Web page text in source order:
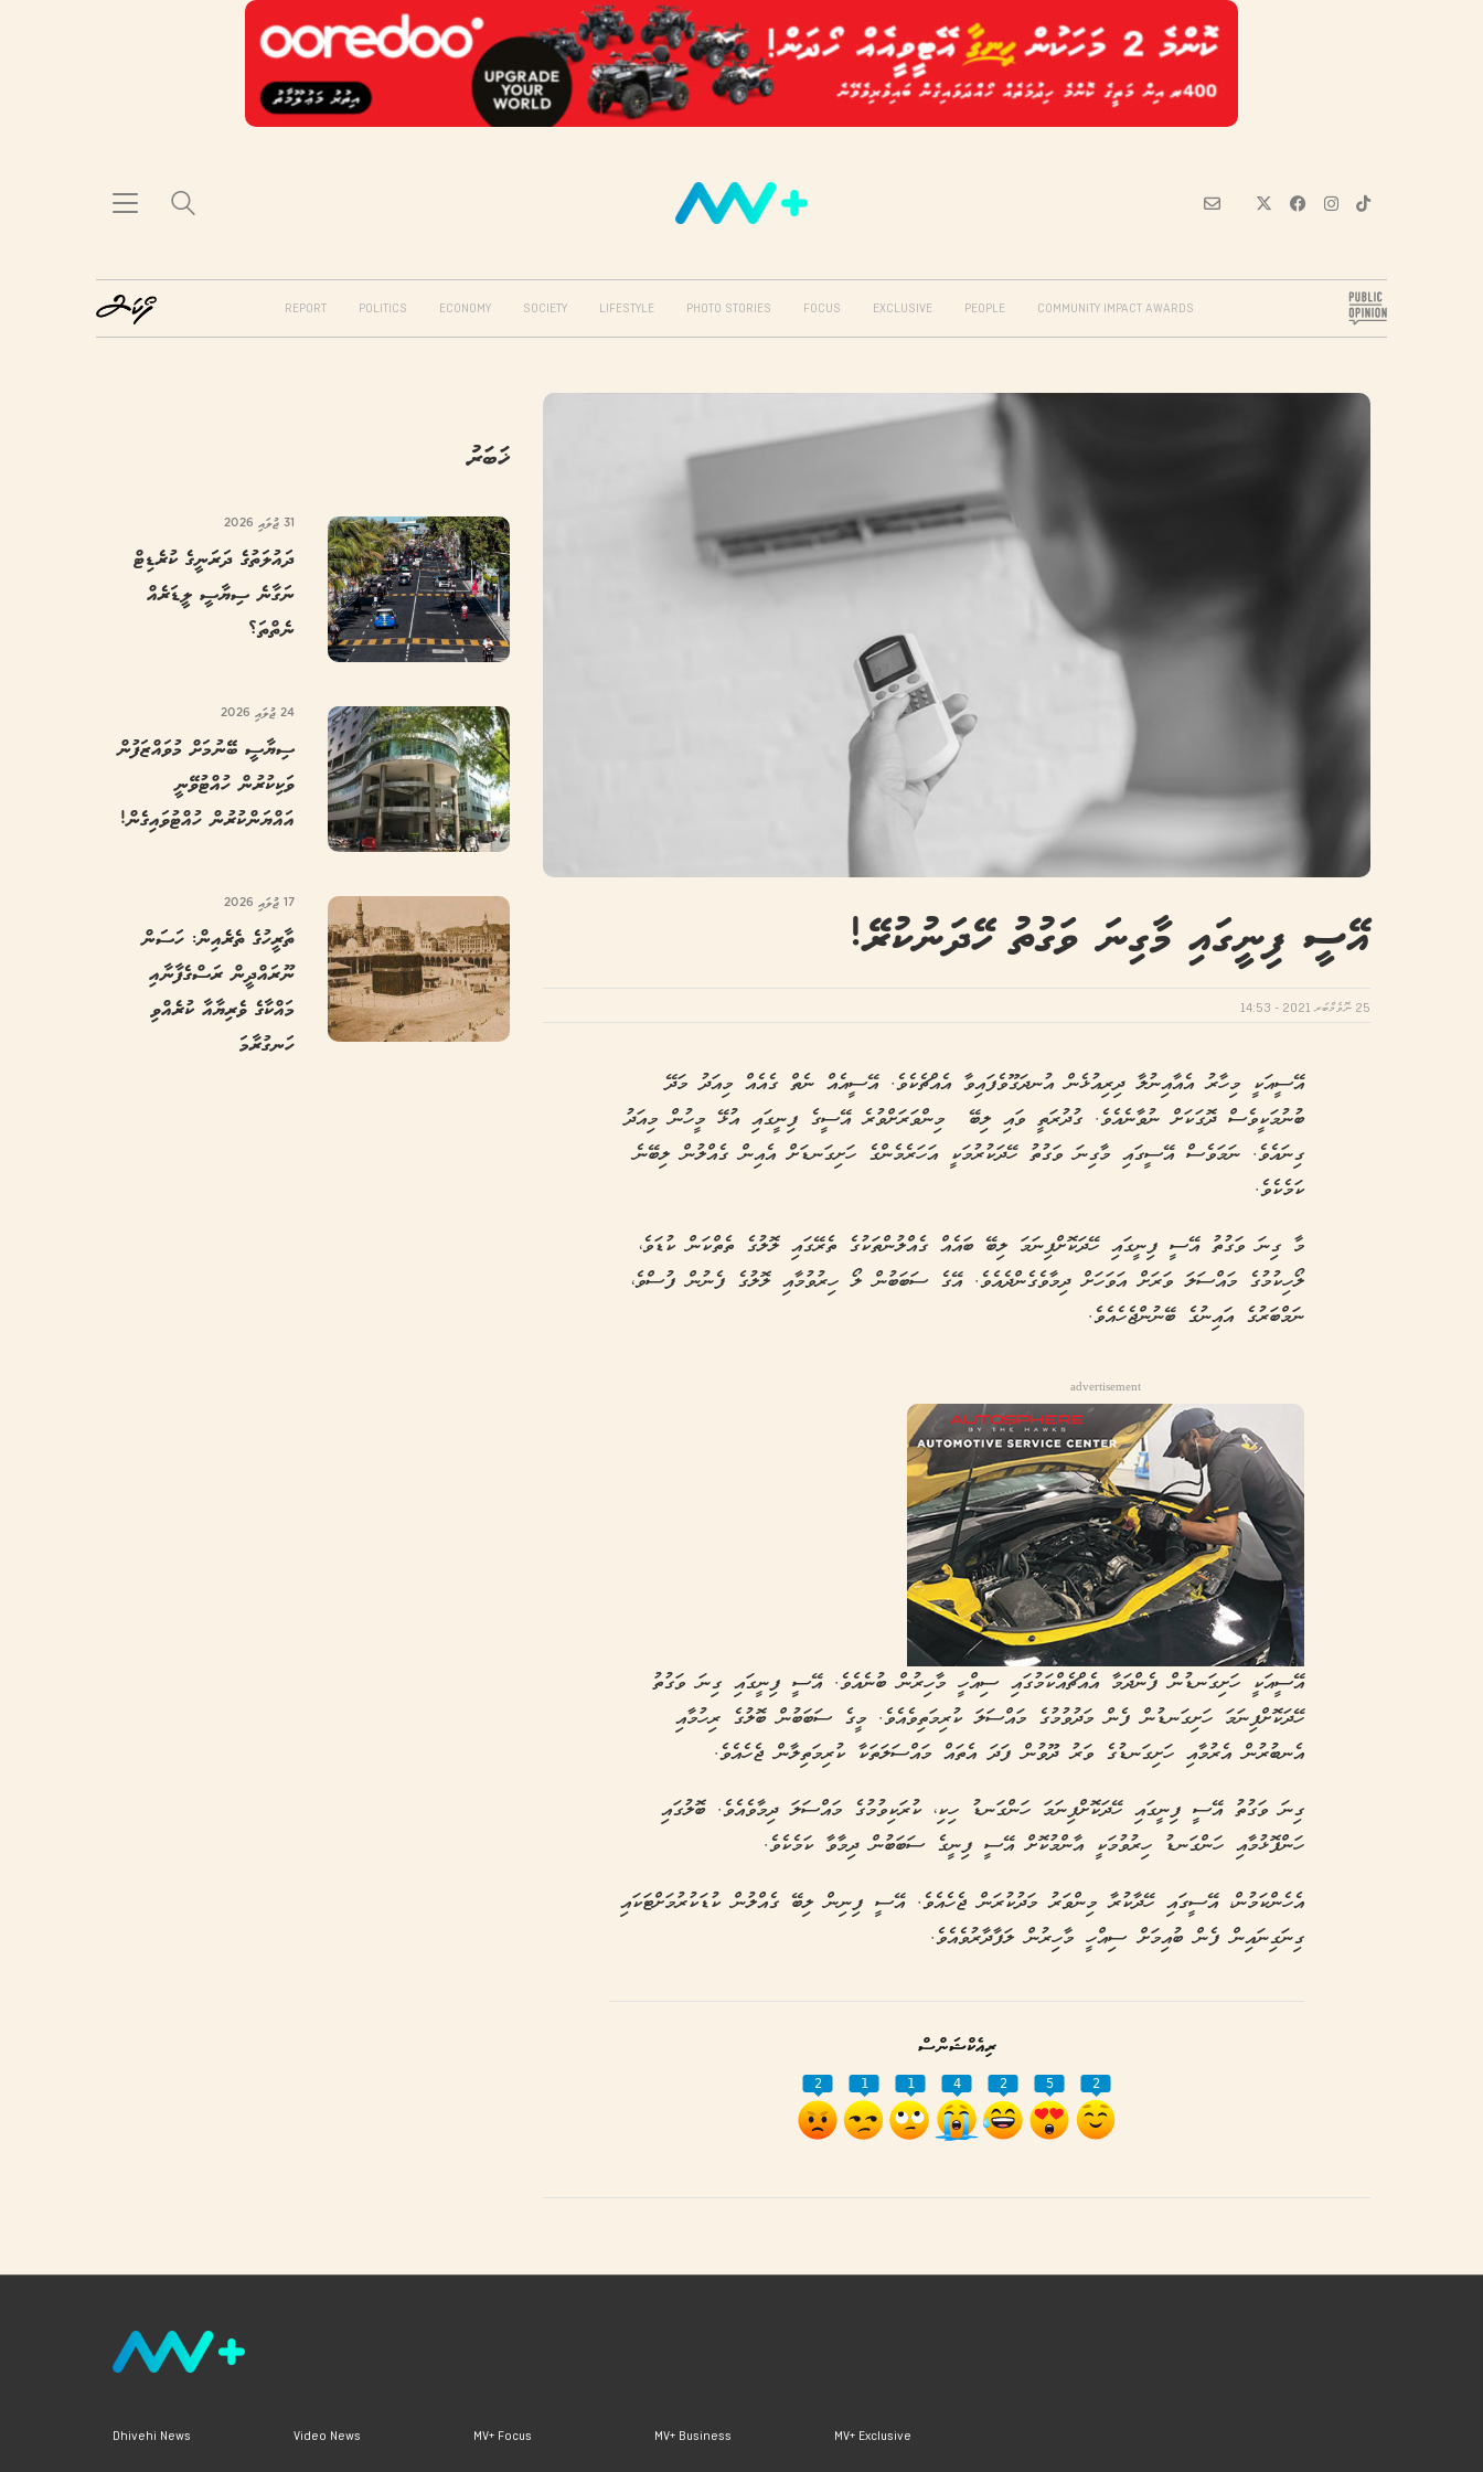
REPORT POLITICS ECONOMY SOCIETY LIFESTYLE PHOTO STORIES FOCUS EXCLUSIVE PEOPLE COMMUNITY IMPACT AWARDS
ޚަބަރު
31 ޖުލައި 2026
ދައުލަތުގެ ދަރަނީގެ ކުރެޑިޓް
ނަގާނެ ސިޔާސީ ލީޑަރެއް
ނެތްތަ؟
24 ޖުލައި 2026
ސިޔާސީ ބޭނުމަށް މުވައްޒަފުން
ވަކިކުރުން ހުއްޓުވޭނީ
އައްޔަންކުރުން ހުއްޓުވައިގެން!
17 ޖުލައި 2026
ތާރީހުގެ ތެރެއިން: ހަސަން
ނޫރައްދީން ރަސްގެފާނާއި
މައްކާގެ ވެރިޔާއާ ކުރެއްވި
ހަނގުރާމަ
އޭސީ ފިނީގައި މާގިނަ ވަގުތު ހޭދަނުކުރޭ!
25 ނޮވެމްބަރ 2021 - 14:53
އޭސީއަކީ މިހާރު އެއާއިނުލާ ދިރިއުޅެން އުނދަގޫވެފައިވާ އެއްޗެކެވެ. އޭސީއެއް ނެތް ގެއެއް މިއަދު މަދޭ
ބުނުމަކީވެސް ދޮގަކަށް ނުވާނެއެވެ. ގުދުރަތީ ވައި ލިބޭ މިންވަރަށްވުރެ އޭސީގެ ފިނީގައި އުޅޭ މީހުން މިއަދު
ގިނައެވެ. ނަމަވެސް އޭސީގައި މާގިނަ ވަގުތު ހޭދަކުރުމަކީ އަހަރެމެންގެ ހަށިގަނޑަށް އެއިން ގެއްލުން ލިބޭނެ
ކަމެކެވެ.
މާ ގިނަ ވަގުތު އޭސީ ފިނީގައި ހޭދަކޮށްފިނަމަ ލިބޭ ބައެއް ގެއްލުންތަކުގެ ތެރޭގައި ލޮލުގެ ތެތްކަން ކުޑަވެ،
ލޯހިކުމުގެ މައްސަލަ ވަރަށް އަވަހަށް ދިމާވެގެންދެއެވެ. އޭގެ ސަބަބުން ލޯ ހިރުވުމާއި ލޮލުގެ ފެނުން ފުސްވެ،
ނަމްބަރުގެ އައިނުގެ ބޭނުންޖެހެއެވެ.
advertisement
އޭސީއަކީ ހަށިގަނޑުން ފެންދަމާ އެއްޗެއްކަމުގައި ސިއްހީ މާހިރުން ބުނެއެވެ. އޭސީ ފިނީގައި ގިނަ ވަގުތު
ހޭދަކޮށްފިނަމަ ހަށިގަނޑުން ފެން މަދުވުމުގެ މައްސަލަ ކުރިމަތިވެއެވެ. މީގެ ސަބަބުން ބޮލުގެ ރިހުމާއި
އެނބުރުން އެރުމާއި ހަށިގަނޑުގެ ވަރު ދޫވުން ފަދަ އެތައް މައްސަލަތަކާ ކުރިމަތިލާން ޖެހެއެވެ.
ގިނަ ވަގުތު އޭސީ ފިނީގައި ހޭދަކޮށްފިނަމަ ހަންގަނޑު ހިކި، ކުރަކިވުމުގެ މައްސަލަ ދިމާވެއެވެ. ބޮލުގައި
ހަންފޮޅުމާއި ހަންގަނޑު ހިރުވުމަކީ އާންމުކޮށް އޭސީ ފިނީގެ ސަބަބުން ދިމާވާ ކަމެކެވެ.
އެހެންކަމުން، އޭސީގައި ހޭދާކުރާ މިންވަރު މަދުކުރަން ޖެހެއެވެ. އޭސީ ފިނިން ލިބޭ ގެއްލުން ކުޑަކުރުމަށްޓަކައި
ގިނަގިނައިން ފެން ބުއިމަށް ސިއްހީ މާހިރުން ލަފާދާރުވެއެވެ.
ރިއެކްޝަންސް
2
5
2
4
1
1
2
Dhivehi News Video News MV+ Focus MV+ Business MV+ Exclusive